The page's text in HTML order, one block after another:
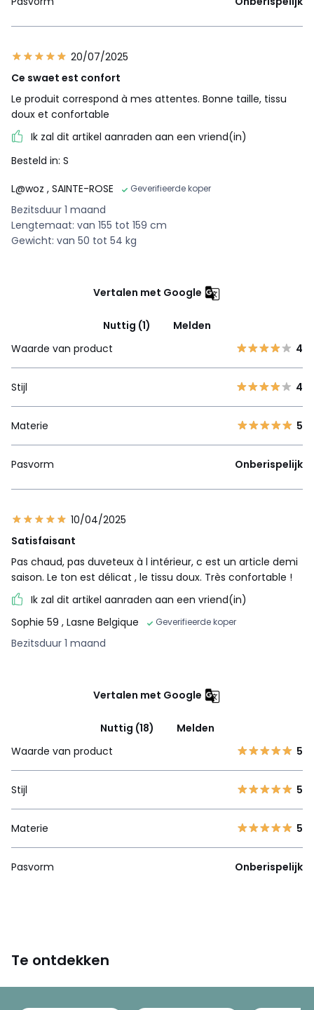
20/07/2025
Ce swaet est confort
Le produit correspond à mes attentes. Bonne taille, tissu
doux et confortable
Ik zal dit artikel aanraden aan een vriend(in)
Besteld in: S
L@woz , SAINTE-ROSE Geverifieerde koper
Bezitsduur 1 maand
Lengtemaat: van 155 tot 159 cm
Gewicht: van 50 tot 54 kg
Vertalen met Google
Nuttig (1)
Melden
Waarde van product
4
Stijl 4
Materie 5
Pasvorm Onberispelijk
10/04/2025
Satisfaisant
Pas chaud, pas duveteux à l intérieur, c est un article demi
saison. Le ton est délicat , le tissu doux. Très confortable !
Ik zal dit artikel aanraden aan een vriend(in)
Sophie 59 , Lasne Belgique Geverifieerde koper
Bezitsduur 1 maand
Vertalen met Google
Nuttig (18)
Melden
Waarde van product
5
Stijl 5
Materie 5
Pasvorm Onberispelijk
Te ontdekken